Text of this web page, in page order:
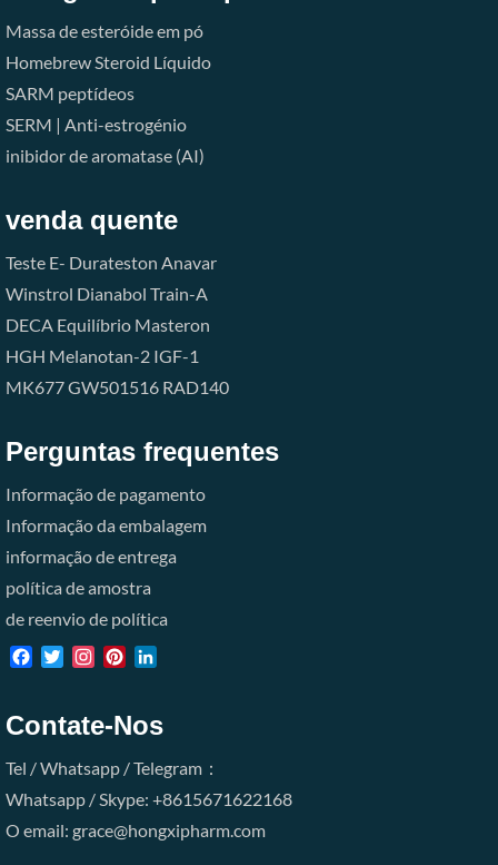
Massa de esteróide em pó
Homebrew Steroid Líquido
SARM peptídeos
SERM | Anti-estrogénio
inibidor de aromatase (AI)
venda quente
Teste E- Durateston Anavar
Winstrol Dianabol Train-A
DECA Equilíbrio Masteron
HGH Melanotan-2 IGF-1
MK677GW501516 RAD140
Perguntas frequentes
Informação de pagamento
Informação da embalagem
informação de entrega
política de amostra
de reenvio de política
Facebook
TwitterInstagramPinterest
Contate-Nos
Tel / Whatsapp / Telegram：
Whatsapp / Skype: +8615671622168
O email: grace@hongxipharm.com